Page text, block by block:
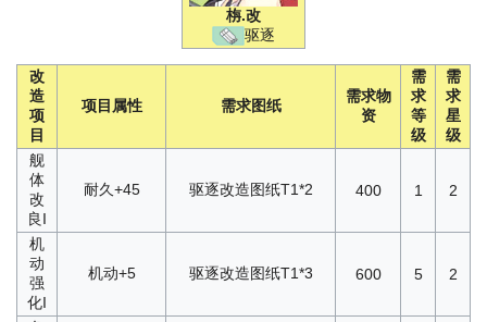
栴.改
驱逐
改
造
项
目
项目属性 需求图纸
需求物
资
需
求
等
级
需
求
星
级
舰
体
改
良I
耐久+45 驱逐改造图纸T1*2 400 1 2
机
动
强
化I
机动+5 驱逐改造图纸T1*3 600 5 2